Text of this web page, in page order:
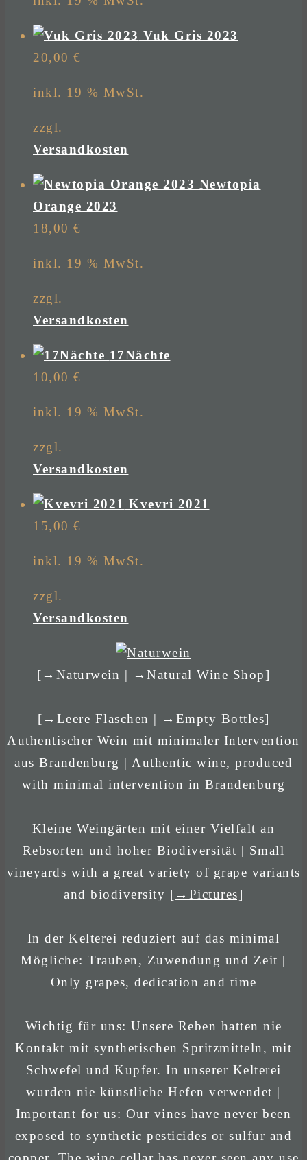
Vuk Gris 2023
20,00 €
inkl. 19 % MwSt.
zzgl.
Versandkosten
Newtopia
Orange 2023
18,00 €
inkl. 19 % MwSt.
zzgl.
Versandkosten
17Nächte
10,00 €
inkl. 19 % MwSt.
zzgl.
Versandkosten
Kvevri 2021
15,00 €
inkl. 19 % MwSt.
zzgl.
Versandkosten
[→Naturwein | →Natural Wine Shop]
[→Leere Flaschen | →Empty Bottles]
Authentischer Wein mit minimaler Intervention
aus Brandenburg | Authentic wine, produced
with minimal intervention in Brandenburg
Kleine Weingärten mit einer Vielfalt an
Rebsorten und hoher Biodiversität | Small
vineyards with a great variety of grape variants
and biodiversity [→Pictures]
In der Kelterei reduziert auf das minimal
Mögliche: Trauben, Zuwendung und Zeit |
Only grapes, dedication and time
Wichtig für uns: Unsere Reben hatten nie
Kontakt mit synthetischen Spritzmitteln, mit
Schwefel und Kupfer. In unserer Kelterei
wurden nie künstliche Hefen verwendet |
Important for us: Our vines have never been
exposed to synthetic pesticides or sulfur and